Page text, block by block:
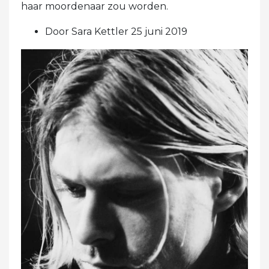
haar moordenaar zou worden.
Door Sara Kettler 25 juni 2019